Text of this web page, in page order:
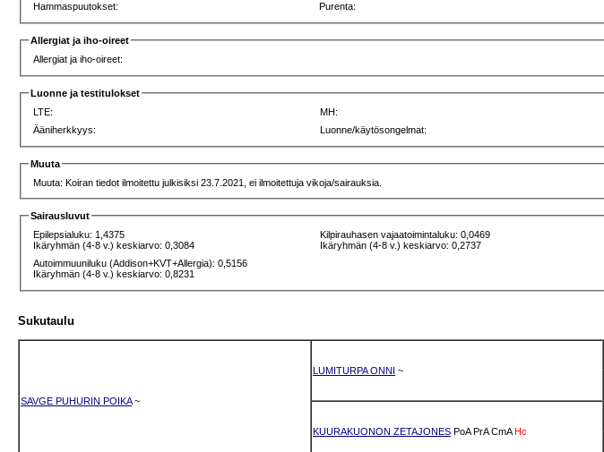
Hammaspuutokset:
Purenta:
Allergiat ja iho-oireet
Allergiat ja iho-oireet:
Luonne ja testitulokset
LTE:
MH:
Ääniherkkyys:
Luonne/käytösongelmat:
Muuta
Muuta: Koiran tiedot ilmoitettu julkisiksi 23.7.2021, ei ilmoitettuja vikoja/sairauksia.
Sairausluvut
Epilepsialuku: 1,4375
Ikäryhmän (4-8 v.) keskiarvo: 0,3084
Kilpirauhasen vajaatoimintaluku: 0,0469
Ikäryhmän (4-8 v.) keskiarvo: 0,2737
Autoimmuuniluku (Addison+KVT+Allergia): 0,5156
Ikäryhmän (4-8 v.) keskiarvo: 0,8231
Sukutaulu
SAVGE PUHURIN POIKA ~
LUMITURPA ONNI ~
KUURAKUONON ZETAJONES PoA PrA CmA Hc